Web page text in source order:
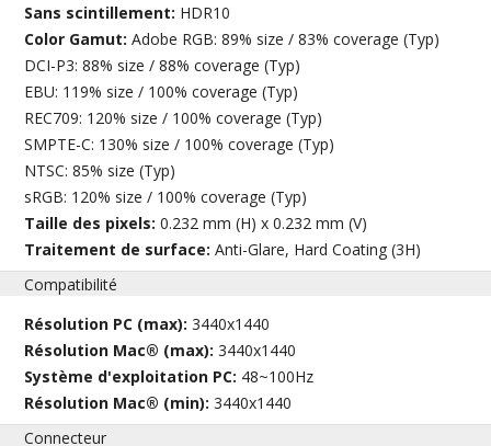
Sans scintillement: HDR10
Color Gamut:Adobe RGB: 89% size / 83% coverage (Typ)
DCI-P3: 88% size / 88% coverage (Typ)
EBU: 119% size / 100% coverage (Typ)
REC709: 120% size / 100% coverage (Typ)
SMPTE-C: 130% size / 100% coverage (Typ)
NTSC: 85% size (Typ)
sRGB: 120% size / 100% coverage (Typ)
Taille des pixels:0.232 mm (H) x 0.232 mm (V)
Traitement de surface:Anti-Glare, Hard Coating (3H)
Compatibilité
Résolution PC (max):3440x1440
Résolution Mac® (max):3440x1440
Système d'exploitation PC: 48~100Hz
Résolution Mac® (min):3440x1440
Connecteur